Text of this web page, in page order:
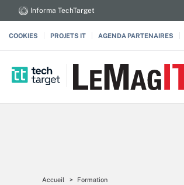
Informa TechTarget
COOKIES PROJETS IT AGENDA PARTENAIRES
Accueil Formation